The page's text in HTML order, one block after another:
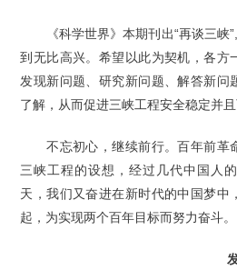
《科学世界》本期刊出“再谈三峡
到无比高兴。希望以此为契机，各方
发现新问题、研究新问题、解答新问
了解，从而促进三峡工程安全稳定并且
不忘初心，继续前行。百年前革
三峡工程的设想，经过几代中国人
天，我们又奋进在新时代的中国梦中
起，为实现两个百年目标而努力奋斗。